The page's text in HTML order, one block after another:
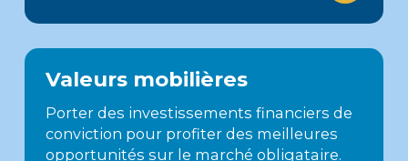
Valeurs mobilières
Porter des investissements financiers de
conviction pour profiter des meilleures
opportunités sur le marché obligataire.